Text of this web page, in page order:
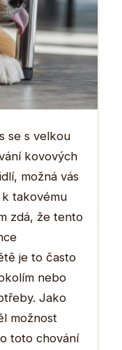
se s velkou
kovových
možná vás
takovému
zdá, že tento
je to často
nebo
Jako
možnost
toto chování